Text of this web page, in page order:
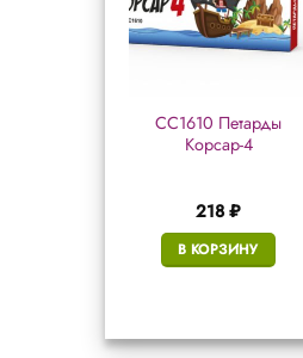
СС1610 Петарды
Корсар-4
218 ₽
В КОРЗИНУ